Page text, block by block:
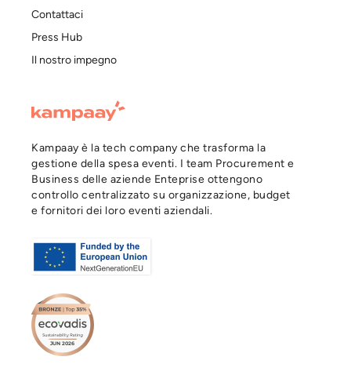
Kampaay è la tech company che trasforma la
gestione della spesa eventi. I team Procurement e
Business delle aziende Enteprise ottengono
controllo centralizzato su organizzazione, budget
e fornitori dei loro eventi aziendali.
Contattaci
Press Hub
Il nostro impegno